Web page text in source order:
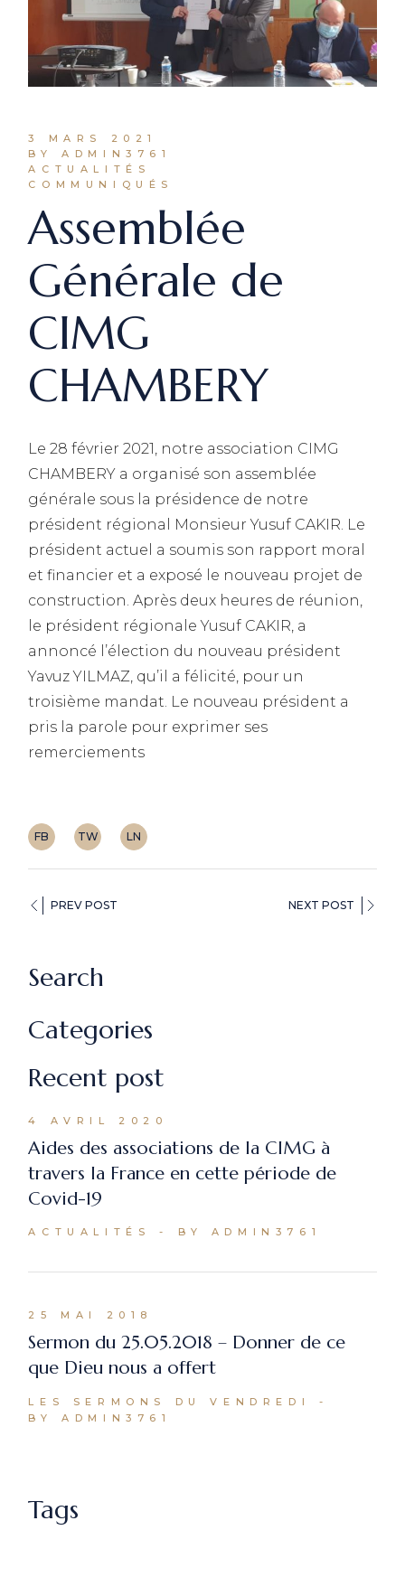
3 MARS 2021
BY ADMIN3761
ACTUALITÉS
COMMUNIQUÉS
Assemblée
Générale de
CIMG
CHAMBERY
Le 28 février 2021, notre association CIMG
CHAMBERY a organisé son assemblée
générale sous la présidence de notre
président régional Monsieur Yusuf CAKIR. Le
président actuel a soumis son rapport moral
et financier et a exposé le nouveau projet de
construction. Après deux heures de réunion,
le président régionale Yusuf CAKIR, a
annoncé l’élection du nouveau président
Yavuz YILMAZ, qu’il a félicité, pour un
troisième mandat. Le nouveau président a
pris la parole pour exprimer ses
remerciements
FB TW LN
PREV POST NEXT POST
Search
Categories
Recent post
4 AVRIL 2020
Aides des associations de la CIMG à
travers la France en cette période de
Covid-19
ACTUALITÉS BY ADMIN3761
25 MAI 2018
Sermon du 25.05.2018 – Donner de ce
que Dieu nous a offert
LES SERMONS DU VENDREDI
BY ADMIN3761
Tags